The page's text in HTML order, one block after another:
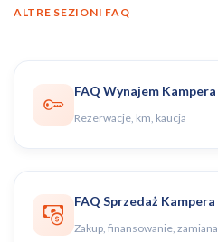
ALTRE SEZIONI FAQ
FAQ Wynajem Kampera
Rezerwacje, km, kaucja
FAQ Sprzedaż Kampera
Zakup, finansowanie, zamiana